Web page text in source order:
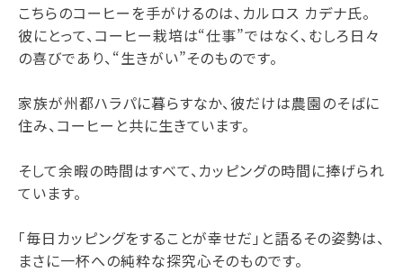
こちらのコーヒーを手がけるのは、カルロス カデナ氏。
彼にとって、コーヒー栽培は“仕事”ではなく、むしろ日々
の喜びであり、“生きがい”そのものです。
家族が州都ハラパに暮らすなか、彼だけは農園のそばに
住み、コーヒーと共に生きています。
そして余暇の時間はすべて、カッピングの時間に捧げられ
ています。
「毎日カッピングをすることが幸せだ」と語るその姿勢は、
まさに一杯への純粋な探究心そのものです。